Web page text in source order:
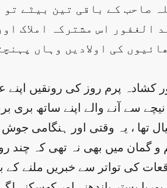
صاحب کے باقی تین بیٹے
الغفور اس مشترکہ املاک
کی اولادیں وہاں
پرم روز کی رونقیں
سے آنے والے اپنے ساتھ بری
تھا ، یہ وقتی اور ہنگامی
و گمان میں بھی نہ تھی کہ
کی تواتر سے خبریں